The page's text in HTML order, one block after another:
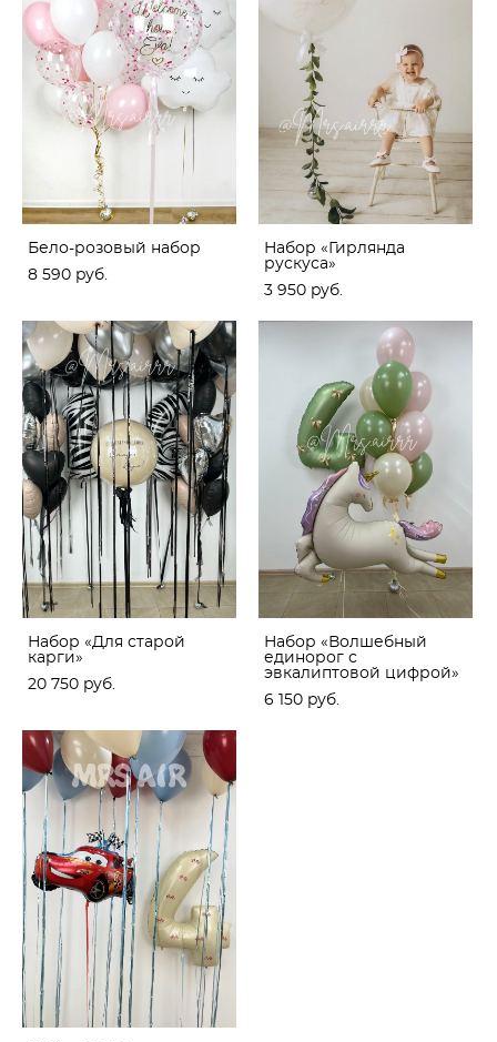
Бело-розовый набор
8 590 pуб.
Набор «Гирлянда
рускуса»
3 950 pуб.
Набор «Для старой
карги»
20 750 pуб.
Набор «Волшебный
единорог с
эвкалиптовой цифрой»
6 150 pуб.